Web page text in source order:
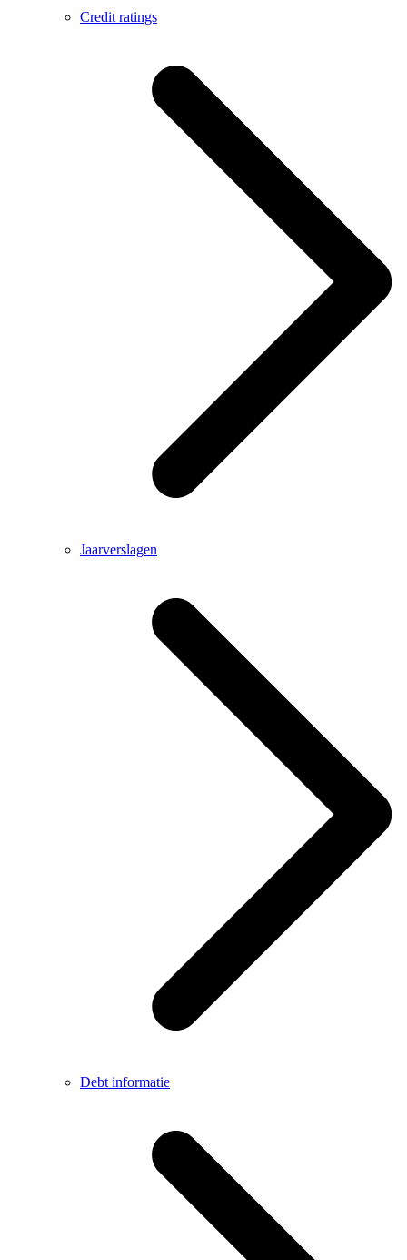
Credit ratings
Jaarverslagen
Debt informatie